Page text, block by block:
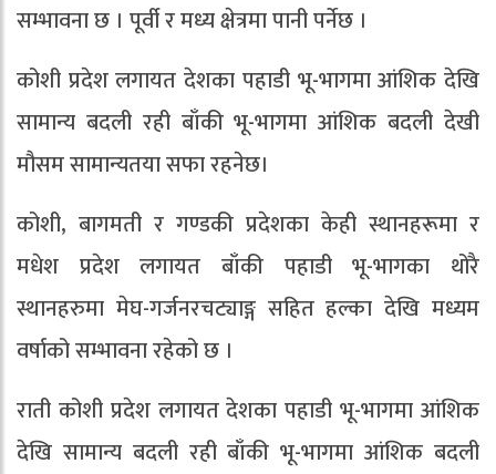
सम्भावना छ । पूर्वी र मध्य क्षेत्रमा पानी पर्नेछ ।
कोशी प्रदेश लगायत देशका पहाडी भू-भागमा आंशिक देखि
सामान्य बदली रही बाँकी भू-भागमा आंशिक बदली देखी
मौसम सामान्यतया सफा रहनेछ।
कोशी, बागमती र गण्डकी प्रदेशका केही स्थानहरूमा र
मधेश प्रदेश लगायत बाँकी पहाडी भू-भागका थोरै
स्थानहरुमा मेघ-गर्जनरचट्याङ्ग सहित हल्का देखि मध्यम
वर्षाको सम्भावना रहेको छ ।
राती कोशी प्रदेश लगायत देशका पहाडी भू-भागमा आंशिक
देखि सामान्य बदली रही बाँकी भू-भागमा आंशिक बदली